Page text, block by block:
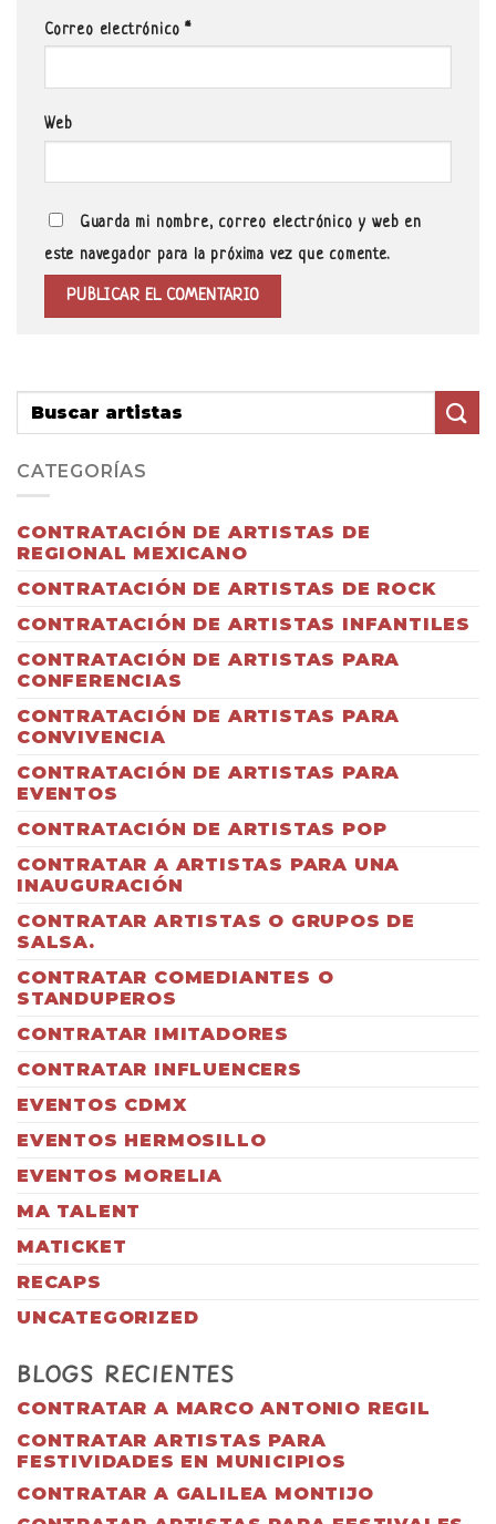
Correo electrónico*
Web
Guarda mi nombre, correo electrónico y web en
este navegador para la próxima vez que comente.
CATEGORÍAS
CONTRATACIÓN DE ARTISTAS DE
REGIONAL MEXICANO
CONTRATACIÓN DE ARTISTAS DE ROCK
CONTRATACIÓN DE ARTISTAS INFANTILES
CONTRATACIÓN DE ARTISTAS PARA
CONFERENCIAS
CONTRATACIÓN DE ARTISTAS PARA
CONVIVENCIA
CONTRATACIÓN DE ARTISTAS PARA
EVENTOS
CONTRATACIÓN DE ARTISTAS POP
CONTRATAR A ARTISTAS PARA UNA
INAUGURACIÓN
CONTRATAR ARTISTAS O GRUPOS DE
SALSA.
CONTRATAR COMEDIANTES O
STANDUPEROS
CONTRATAR IMITADORES
CONTRATAR INFLUENCERS
EVENTOS CDMX
EVENTOS HERMOSILLO
EVENTOS MORELIA
MA TALENT
MATICKET
RECAPS
UNCATEGORIZED
BLOGS RECIENTES
CONTRATAR A MARCO ANTONIO REGIL
CONTRATAR ARTISTAS PARA
FESTIVIDADES EN MUNICIPIOS
CONTRATAR A GALILEA MONTIJO